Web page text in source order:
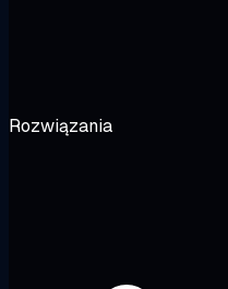
Rozwiązania